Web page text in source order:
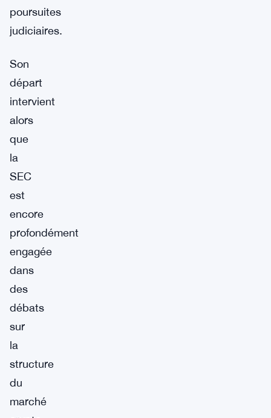
poursuites
judiciaires.
Son
départ
intervient
alors
que
la
SEC
est
encore
profondément
engagée
dans
des
débats
sur
la
structure
du
marché